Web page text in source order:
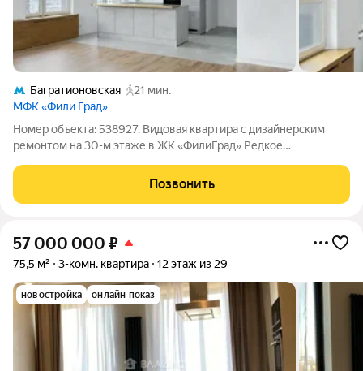
Багратионовская
21 мин.
МФК «Фили Град»
Номер объекта: 538927. Видовая квартира с дизайнерским
ремонтом на 30-м этаже в ЖК «ФилиГрад» Редкое
квартира с панорамными видами на город, продуманной
планировкой и высоким уровнем
Позвонить
57 000 000 ₽
75,5 м² 3-комн. квартира 12 этаж из 29
новостройка онлайн показ